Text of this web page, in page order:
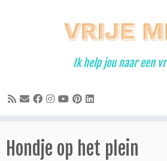
Ik help jou naar een
Hondje op het plein